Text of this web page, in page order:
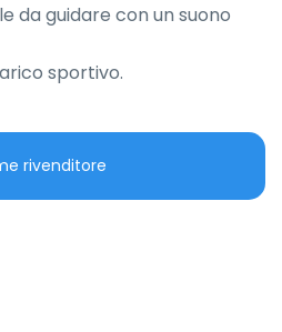
da guidare con un suono
sportivo.
rivenditore